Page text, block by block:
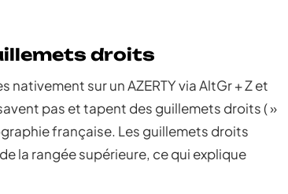
droits
nativement sur un AZERTY via AltGr + Z et
pas et tapent des guillemets droits ( »
française. Les guillemets droits
la rangée supérieure, ce qui explique